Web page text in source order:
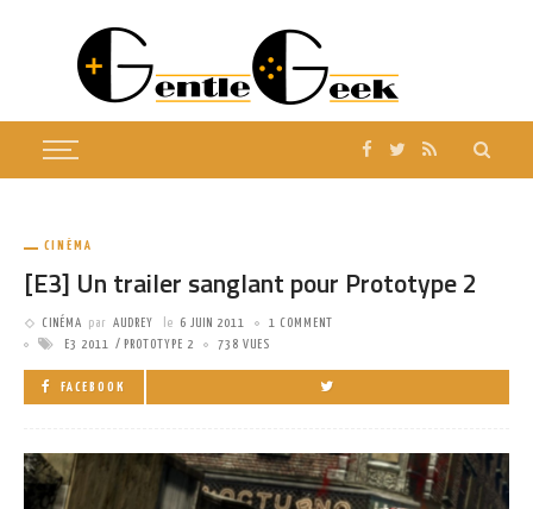
CINÉMA
[E3] Un trailer sanglant pour Prototype 2
CINÉMA par AUDREY le 6 JUIN 2011
1 COMMENT
E3 2011
PROTOTYPE 2 738 VUES
FACEBOOK